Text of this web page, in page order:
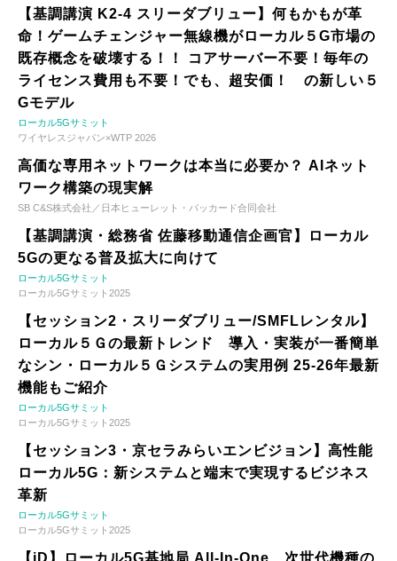
【基調講演 K2-4 スリーダブリュー】何もかもが革
命！ゲームチェンジャー無線機がローカル５G市場の
既存概念を破壊する！！ コアサーバー不要！毎年の
ライセンス費用も不要！でも、超安価！ の新しい５
Gモデル
ローカル5Gサミット
ワイヤレスジャパン×WTP 2026
高価な専用ネットワークは本当に必要か？ AIネット
ワーク構築の現実解
SB C&S株式会社／日本ヒューレット・パッカード合同会社
【基調講演・総務省 佐藤移動通信企画官】ローカル
5Gの更なる普及拡大に向けて
ローカル5Gサミット
ローカル5Gサミット2025
【セッション2・スリーダブリュー/SMFLレンタル】
ローカル５Ｇの最新トレンド 導入・実装が一番簡単
なシン・ローカル５Ｇシステムの実用例 25-26年最新
機能もご紹介
ローカル5Gサミット
ローカル5Gサミット2025
【セッション3・京セラみらいエンビジョン】高性能
ローカル5G：新システムと端末で実現するビジネス
革新
ローカル5Gサミット
ローカル5Gサミット2025